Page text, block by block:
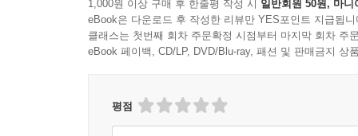
불곰은 수많은 투자자들이 이런 투자법을 공부
지적한다. 그렇다면 잘못된 습관들을 벗어던진
(http://dart.fss.or.kr)에 게시되어 있으므로 누구나
1,000원 이상 구매 후 한줄평 작성 시 일반회원 50원, 마니
eBook은 다운로드 후 작성한 리뷰만 YES포인트 지급됩니
클래스는 첫번째 회차 주문확정 시점부터 마지막 회차 주
eBook 페이백, CD/LP, DVD/Blu-ray, 패션 및 판매금지 상
평점